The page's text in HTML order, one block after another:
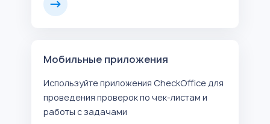
Мобильные приложения
Используйте приложения CheckOffice для
проведения проверок по чек-листам и
работы с задачами